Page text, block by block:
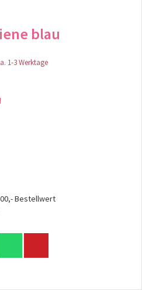
blau
1-3 Werktage
Bestellwert